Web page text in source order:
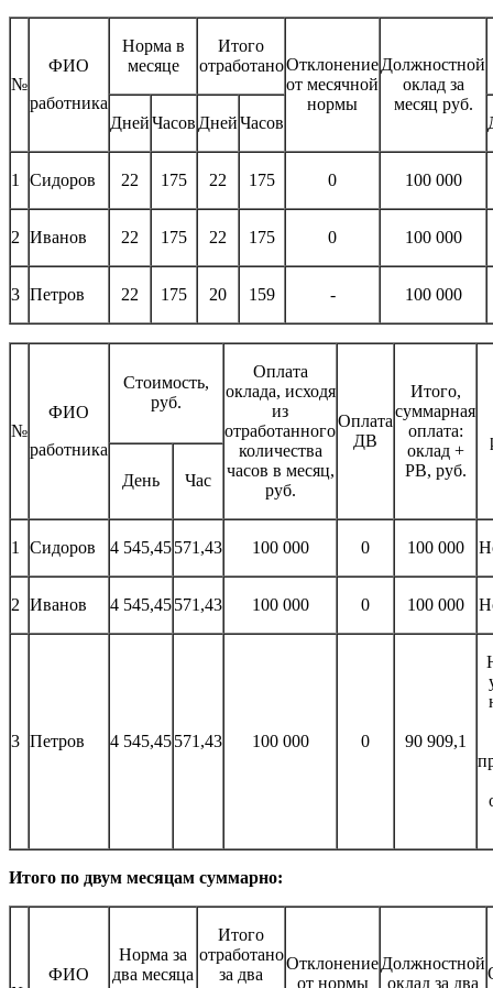
№
ФИО
работника
Норма в
месяце
Итого
отработаноОтклонение
от месячной
нормы
Должностной
оклад за
месяц руб.
ДнейЧасов ДнейЧасов
1 Сидоров 22 175 22 175 0 100 000
2 Иванов 22 175 22 175 0 100 000
3 Петров 22 175 20 159 - 100 000
№
ФИО
работника
Стоимость,
руб.
Оплата
оклада, исходя
из
отработанного
количества
часов в месяц,
руб.
Оплата
ДВ
Итого,
суммарная
оплата:
оклад +
РВ, руб.
День Час
1 Сидоров 4 545,45571,43 100 000 0 100 000
2 Иванов 4 545,45571,43 100 000 0 100 000
3 Петров 4 545,45571,43 100 000 0 90 909,1
Итого по двум месяцам суммарно:
ФИО
Норма за
два месяца
Итого
отработано
за два
Отклонение
от нормы
Должностной
оклад за два